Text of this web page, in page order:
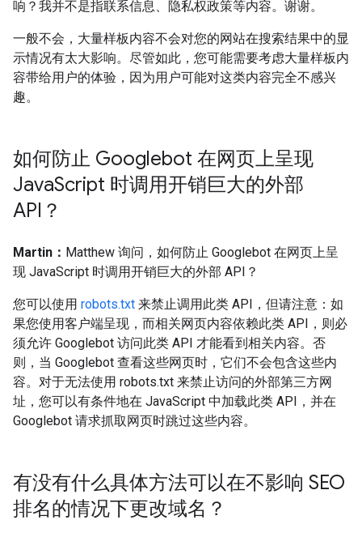
响？我并不是指联系信息、隐私权政策等内容。谢谢。
一般不会，大量样板内容不会对您的网站在搜索结果中的显
示情况有太大影响。尽管如此，您可能需要考虑大量样板内
容带给用户的体验，因为用户可能对这类内容完全不感兴
趣。
如何防止 Googlebot 在网页上呈现
JavaScript 时调用开销巨大的外部
API？
Martin： Matthew 询问，如何防止 Googlebot 在网页上呈
现 JavaScript 时调用开销巨大的外部 API？
您可以使用 robots.txt 来禁止调用此类 API，但请注意：如
果您使用客户端呈现，而相关网页内容依赖此类 API，则必
须允许 Googlebot 访问此类 API 才能看到相关内容。否
则，当 Googlebot 查看这些网页时，它们不会包含这些内
容。对于无法使用 robots.txt 来禁止访问的外部第三方网
址，您可以有条件地在 JavaScript 中加载此类 API，并在
Googlebot 请求抓取网页时跳过这些内容。
有没有什么具体方法可以在不影响 SEO
排名的情况下更改域名？